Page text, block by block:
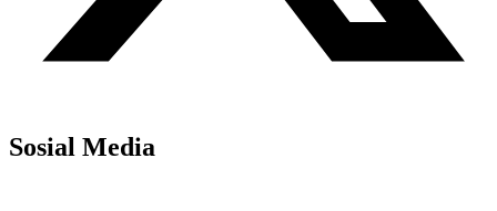
Sosial Media